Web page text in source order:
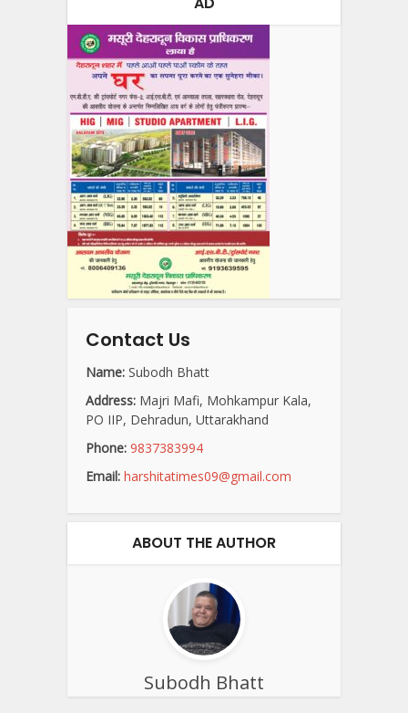
Contact Us
Name: Subodh Bhatt
Address: Majri Mafi, Mohkampur Kala,
PO IIP, Dehradun, Uttarakhand
Phone: 9837383994
Email: harshitatimes09@gmail.com
ABOUT THE AUTHOR
Subodh Bhatt